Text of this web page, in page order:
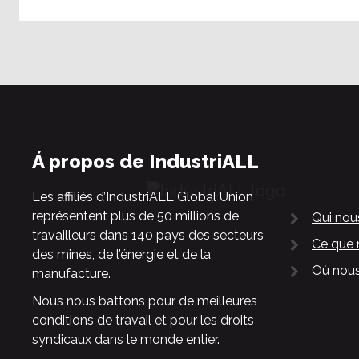
Á propos de IndustriALL
Les affiliés d’IndustriALL Global Union
représentent plus de 50 millions de
travailleurs dans 140 pays des secteurs
des mines, de l’énergie et de la
manufacture.
Nous nous battons pour de meilleures
conditions de travail et pour les droits
syndicaux dans le monde entier.
Qui
Ce que
Où